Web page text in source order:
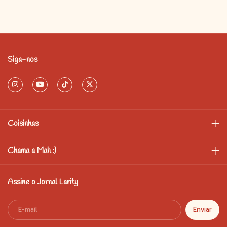
Siga-nos
Coisinhas
Chama a Mah :)
Assine o Jornal Larity